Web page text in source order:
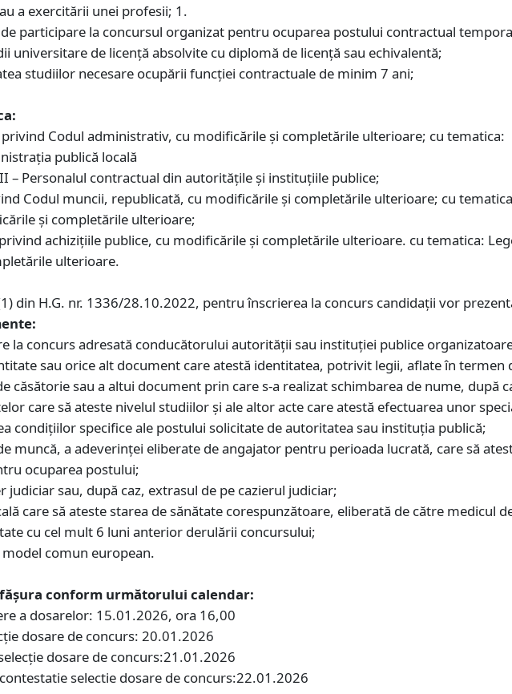
a exercitării unei profesii; 1.
participare la concursul organizat pentru ocuparea postului contractual
universitare de licență absolvite cu diplomă de licență sau echivalentă;
studiilor necesare ocupării funcţiei contractuale de minim 7 ani;
privind Codul administrativ, cu modificările și completările ulterioare; cu tematica:
publică locală
– Personalul contractual din autoritățile și instituțiile publice;
Codul muncii, republicată, cu modificările și completările ulterioare; cu
și completările ulterioare;
achizițiile publice, cu modificările și completările ulterioare. cu tematica:
ulterioare.
din H.G. nr. 1336/28.10.2022, pentru înscrierea la concurs candidaţii vor
la concurs adresată conducătorului autorităţii sau instituţiei publice
sau orice alt document care atestă identitatea, potrivit legii, aflate în termen
căsătorie sau a altui document prin care s-a realizat schimbarea de nume, după
care să ateste nivelul studiilor şi ale altor acte care atestă efectuarea unor
condiţiilor specifice ale postului solicitate de autoritatea sau instituţia publică;
muncă, a adeverinţei eliberate de angajator pentru perioada lucrată, care să
ocuparea postului;
judiciar sau, după caz, extrasul de pe cazierul judiciar;
care să ateste starea de sănătate corespunzătoare, eliberată de către medicul
cu cel mult 6 luni anterior derulării concursului;
comun european.
conform următorului calendar:
a dosarelor: 15.01.2026, ora 16,00
dosare de concurs: 20.01.2026
dosare de concurs:21.01.2026
selectie dosare de concurs:22.01.2026